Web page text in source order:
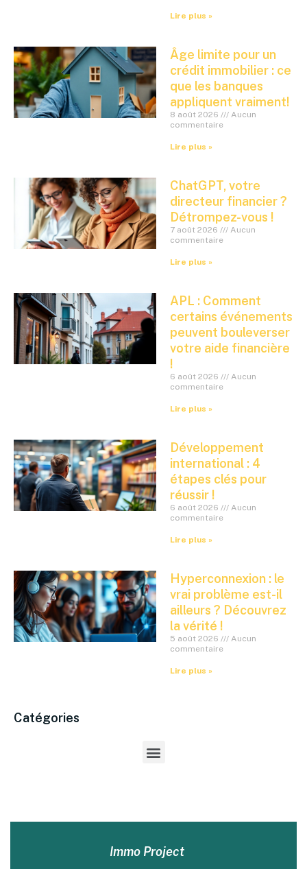
Lire plus »
Âge limite pour un
crédit immobilier : ce
que les banques
appliquent vraiment!
8 août 2026
Aucun
commentaire
Lire plus »
ChatGPT, votre
directeur financier ?
Détrompez-vous !
7 août 2026
Aucun
commentaire
Lire plus »
APL : Comment
certains événements
peuvent bouleverser
votre aide financière
!
6 août 2026
Aucun
commentaire
Lire plus »
Développement
international : 4
étapes clés pour
réussir !
6 août 2026
Aucun
commentaire
Lire plus »
Hyperconnexion : le
vrai problème est-il
ailleurs ? Découvrez
la vérité !
5 août 2026
Aucun
commentaire
Lire plus »
Catégories
Immo Project